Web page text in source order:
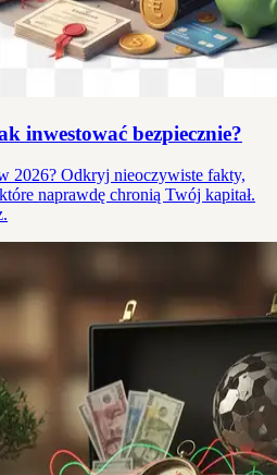
inwestować bezpiecznie?
2026? Odkryj nieoczywiste fakty,
naprawdę chronią Twój kapitał.